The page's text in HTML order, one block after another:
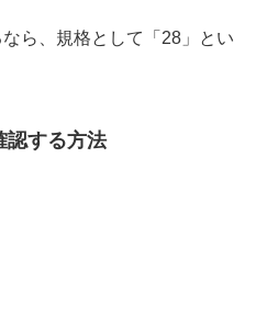
ら、規格として「28」とい
認する方法